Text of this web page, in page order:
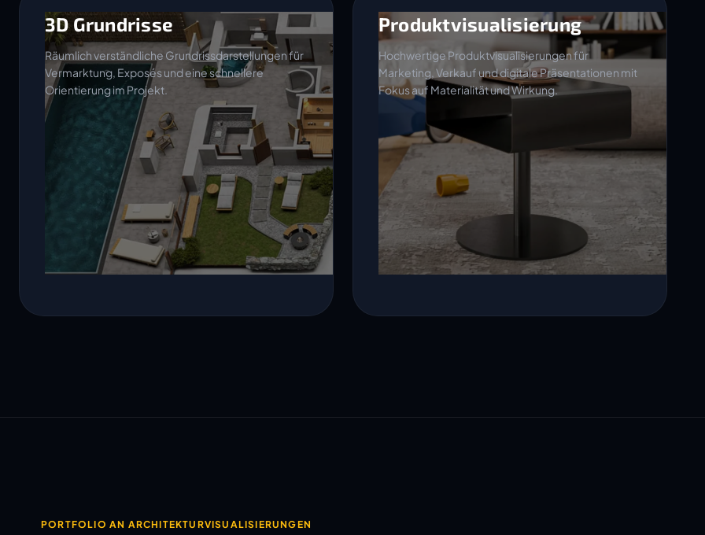
3D Grundrisse
Räumlich verständliche Grundrissdarstellungen für
Vermarktung, Exposés und eine schnellere
Orientierung im Projekt.
Produktvisualisierung
Hochwertige Produktvisualisierungen für
Marketing, Verkauf und digitale Präsentationen mit
Fokus auf Materialität und Wirkung.
PORTFOLIO AN ARCHITEKTURVISUALISIERUNGEN